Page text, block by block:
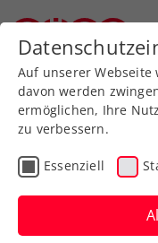
Zurück zur
Turniere
Danube
Open
Auf unserer Webseite
davon werden
ermöglichen, Ihre
zu verbessern.
Essenziell